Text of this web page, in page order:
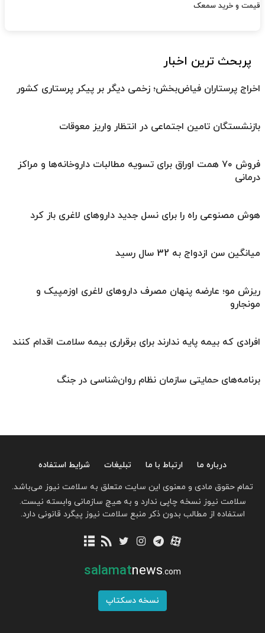
قیمت و خرید سمعک
پربحث ترین اخبار
اخراج پرستاران فیاض‌بخش؛ زخمی دیگر بر پیکر پرستاری کشور
بازنشستگان تامین اجتماعی در انتظار واریز معوقات
فروش ۷۰ همت اوراق برای تسویه مطالبات داروخانه‌ها و مراکز
درمانی
هوش مصنوعی راه را برای نسل جدید داروهای لاغری باز کرد
میانگین سن ازدواج به 32 سال رسید
ریزش مو؛ عارضه پنهان مصرف داروهای لاغری اوزمپیک و
مونجارو
افرادی که بیمه پایه ندارند برای برقراری بیمه سلامت اقدام کنند
برنامه‌های حمایتی سازمان نظام روان‌شناسی در جنگ
درباره ما ارتباط با ما تبلیغات
شرایط استفاده
تمام حقوق مادی و معنوی این سایت متعلق به سلامت نیوز می‌باشد.
سلامت نیوز نسخه چاپی ندارد و به هیچ سازمانی وابسته نیست.
استفاده از مطالب بدون ذکر منبع سلامت نیوز پیگرد قانونی دارد.
salamatnews.com
نسخه دسکتاپ